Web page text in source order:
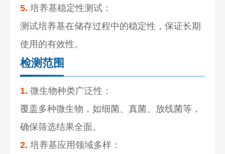
5. 培养基稳定性测试：
测试培养基在储存过程中的稳定性，保证长期
使用的有效性。
检测范围
1. 微生物种类广泛性：
覆盖多种微生物，如细菌、真菌、放线菌等，
确保筛选结果全面。
2. 培养基应用领域多样：